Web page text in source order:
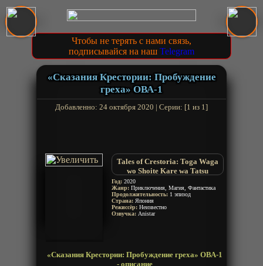
Чтобы не терять с нами связь,
подписывайся на наш Telegram
«Сказания Крестории: Пробуждение
греха» ОВА-1
Добавленно: 24 октября 2020 | Серии: [1 из 1]
Tales of Crestoria: Toga Waga
wo Shoite Kare wa Tatsu
Год: 2020
Жанр: Приключения, Магия, Фантастика
Продолжительность: 1 эпизод
Страна: Япония
Режиссёр: Неизвестно
Озвучка: Anistar
«Сказания Крестории: Пробуждение греха» ОВА-1
- описание